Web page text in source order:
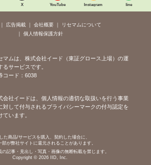
X YouTube Instagram line
広告掲載 会社概要
リセマムについて
個人情報保護方針
マムは、株式会社イード（東証グロース上場）の運
るサービスです。
コード：6038
会社イードは、個人情報の適切な取扱いを行う事業
対して付与されるプライバシーマークの付与認定を
ています。
た商品/サービスを購入、契約した場合に、
部が弊社サイトに還元されることがあります。
の記事・見出し・写真・画像の無断転載を禁じます。
Copyright © 2026 IID, Inc.